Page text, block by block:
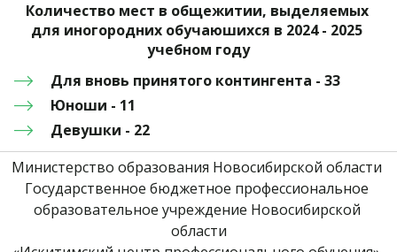
Количество мест в общежитии, выделяемых
для иногородних обучаюшихся в 2024 - 2025
учебном году
Для вновь принятого контингента - 33
Юноши - 11
Девушки - 22
Министерство образования Новосибирской области
Государственное бюджетное профессиональное
образовательное учреждение Новосибирской
области